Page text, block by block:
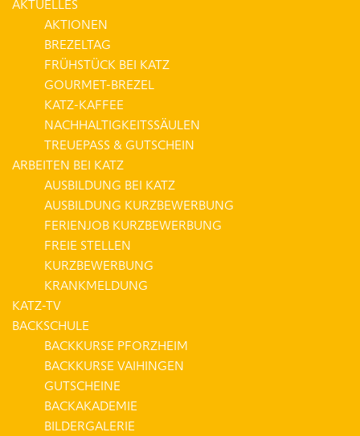
AKTUELLES
AKTIONEN
BREZELTAG
FRÜHSTÜCK BEI KATZ
GOURMET-BREZEL
KATZ-KAFFEE
NACHHALTIGKEITSSÄULEN
TREUEPASS & GUTSCHEIN
ARBEITEN BEI KATZ
AUSBILDUNG BEI KATZ
AUSBILDUNG KURZBEWERBUNG
FERIENJOB KURZBEWERBUNG
FREIE STELLEN
KURZBEWERBUNG
KRANKMELDUNG
KATZ-TV
BACKSCHULE
BACKKURSE PFORZHEIM
BACKKURSE VAIHINGEN
GUTSCHEINE
BACKAKADEMIE
BILDERGALERIE